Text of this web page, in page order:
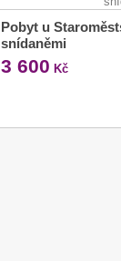
Pobyt u
snídaněmi
3 600 Kč